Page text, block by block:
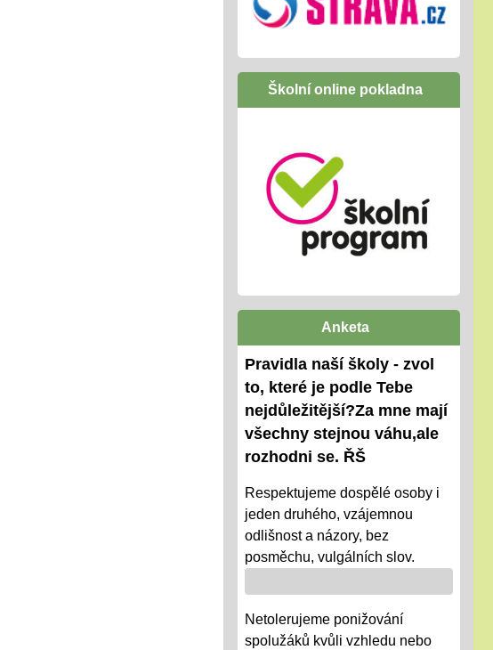
Školní online pokladna
Anketa
Pravidla naší školy - zvol
to, které je podle Tebe
nejdůležitější?Za mne mají
všechny stejnou váhu,ale
rozhodni se. ŘŠ
Respektujeme dospělé osoby i
jeden druhého, vzájemnou
odlišnost a názory, bez
posměchu, vulgálních slov.
Netolerujeme ponižování
spolužáků kvůli vzhledu nebo